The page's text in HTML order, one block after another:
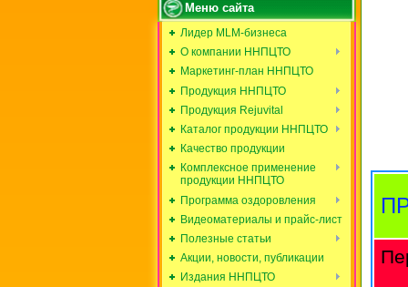
Меню сайта
Лидер MLM-бизнеса
О компании ННПЦТО
Маркетинг-план ННПЦТО
Продукция ННПЦТО
Продукция Rejuvital
Каталог продукции ННПЦТО
Качество продукции
Комплексное применение
продукции ННПЦТО
Программа оздоровления
Видеоматериалы и прайс-лист
Полезные статьи
Акции, новости, публикации
Издания ННПЦТО